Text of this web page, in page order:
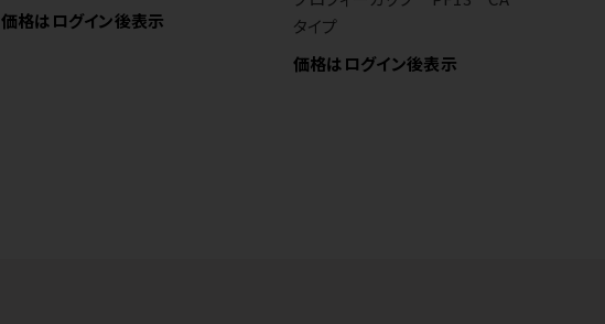
価格はログイン後表示
タイプ
価格はログイン後表示